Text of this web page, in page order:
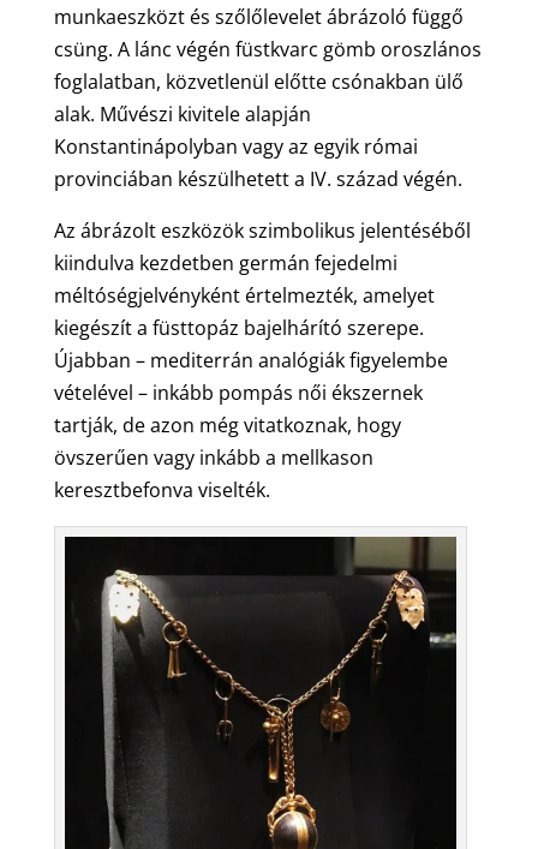
munkaeszközt és szőlőlevelet ábrázoló függő
csüng. A lánc végén füstkvarc gömb oroszlános
foglalatban, közvetlenül előtte csónakban ülő
alak. Művészi kivitele alapján
Konstantinápolyban vagy az egyik római
provinciában készülhetett a IV. század végén.
Az ábrázolt eszközök szimbolikus jelentéséből
kiindulva kezdetben germán fejedelmi
méltóségjelvényként értelmezték, amelyet
kiegészít a füsttopáz bajelhárító szerepe.
Újabban – mediterrán analógiák figyelembe
vételével – inkább pompás női ékszernek
tartják, de azon még vitatkoznak, hogy
övszerűen vagy inkább a mellkason
keresztbefonva viselték.